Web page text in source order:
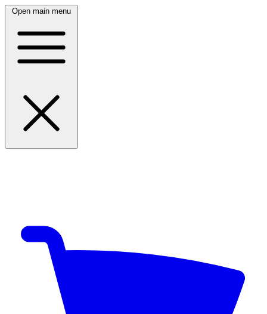
Open main menu